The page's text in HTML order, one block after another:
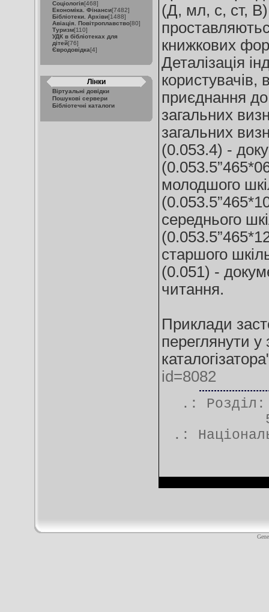
Соціологія[468]
Економіка. Фінанси[7482]
Бібліотеки. Архіви[1488]
Авіація. Повітроплавство[80]
Туризм[110]
УДК в бібліотеках для
дітей[76]
Євродовідка[4]
Лінки
Віртуальні довідки
Пошукові сервери
Бібліотечні каталоги
(Д, мл, с, ст, В)
книжкових
Деталізація
користувачів,
приєднання до
загальних
загальних
(0.053.4) -
молодшого
середнього
старшого
(0.051) -
читання.
Приклади
переглянути у
id=8082
.:
.: